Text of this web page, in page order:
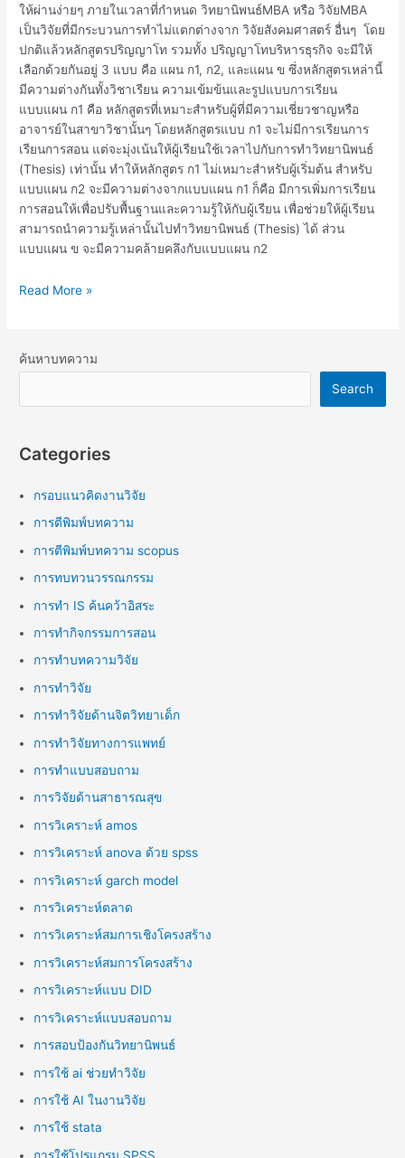
ให้ผ่านง่ายๆ ภายในเวลาที่กำหนด วิทยานิพนธ์MBA หรือ วิจัยMBA
เป็นวิจัยที่มีกระบวนการทำไม่แตกต่างจาก วิจัยสังคมศาสตร์ อื่นๆ โดย
ปกติแล้วหลักสูตรปริญญาโท รวมทั้ง ปริญญาโทบริหารธุรกิจ จะมีให้
เลือกด้วยกันอยู่ 3 แบบ คือ แผน ก1, ก2, และแผน ข ซึ่งหลักสูตรเหล่านี้
มีความต่างกันทั้งวิชาเรียน ความเข้มข้นและรูปแบบการเรียน
แบบแผน ก1 คือ หลักสูตรที่เหมาะสำหรับผู้ที่มีความเชี่ยวชาญหรือ
อาจารย์ในสาขาวิชานั้นๆ โดยหลักสูตรแบบ ก1 จะไม่มีการเรียนการ
เรียนการสอน แต่จะมุ่งเน้นให้ผู้เรียนใช้เวลาไปกับการทำวิทยานิพนธ์
(Thesis) เท่านั้น ทำให้หลักสูตร ก1 ไม่เหมาะสำหรับผู้เริ่มต้น สำหรับ
แบบแผน ก2 จะมีความต่างจากแบบแผน ก1 ก็คือ มีการเพิ่มการเรียน
การสอนให้เพื่อปรับพื้นฐานและความรู้ให้กับผู้เรียน เพื่อช่วยให้ผู้เรียน
สามารถนำความรู้เหล่านั้นไปทำวิทยานิพนธ์ (Thesis) ได้ ส่วน
แบบแผน ข จะมีความคล้ายคลึงกับแบบแผน ก2
Read More »
ค้นหาบทความ
Search
Categories
กรอบแนวคิดงานวิจัย
การตีพิมพ์บทความ
การตีพิมพ์บทความ scopus
การทบทวนวรรณกรรม
การทำ IS ค้นคว้าอิสระ
การทำกิจกรรมการสอน
การทำบทความวิจัย
การทำวิจัย
การทำวิจัยด้านจิตวิทยาเด็ก
การทำวิจัยทางการแพทย์
การทำแบบสอบถาม
การวิจัยด้านสาธารณสุข
การวิเคราะห์ amos
การวิเคราะห์ anova ด้วย spss
การวิเคราะห์ garch model
การวิเคราะห์ตลาด
การวิเคราะห์สมการเชิงโครงสร้าง
การวิเคราะห์สมการโครงสร้าง
การวิเคราะห์แบบ DID
การวิเคราะห์แบบสอบถาม
การสอบป้องกันวิทยานิพนธ์
การใช้ ai ช่วยทำวิจัย
การใช้ AI ในงานวิจัย
การใช้ stata
การใช้โปรแกรม SPSS